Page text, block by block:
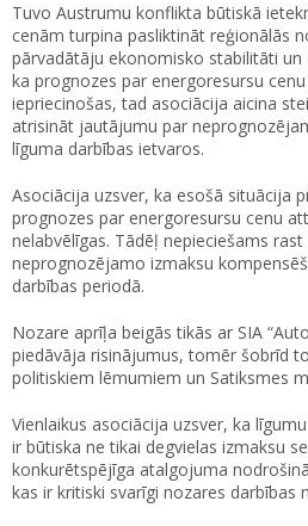
Tuvo Austrumu konflikta būtiskā
cenām turpina pasliktināt reģionālās
pārvadātāju ekonomisko stabilitāti
ka prognozes par energoresursu
iepriecinošas, tad asociācija aicina
atrisināt jautājumu par
līguma darbības ietvaros.
Asociācija uzsver, ka esošā situācija
prognozes par energoresursu cenu
nelabvēlīgas. Tādēļ nepieciešams
neprognozējamo izmaksu
darbības periodā.
Nozare aprīļa beigās tikās ar SIA
piedāvāja risinājumus, tomēr šobrīd
politiskiem lēmumiem un Satiksmes
Vienlaikus asociācija uzsver, ka
ir būtiska ne tikai degvielas izmaksu
konkurētspējīga atalgojuma
kas ir kritiski svarīgi nozares darbības